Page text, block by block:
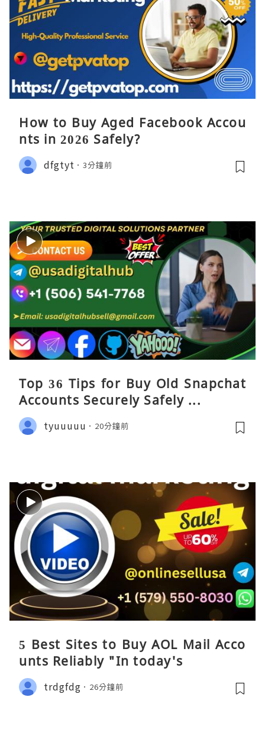
How to Buy Aged Facebook Accou
nts in 2026 Safely?
dfgtyt 3分鐘前
Top 36 Tips for Buy Old Snapchat
Accounts Securely Safely ...
tyuuuuu 20分鐘前
5 Best Sites to Buy AOL Mail Acco
unts Reliably "In today's
trdgfdg 26分鐘前